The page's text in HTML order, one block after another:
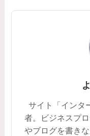
サイト「インタ
者。ビジネスプ
やブログを書き